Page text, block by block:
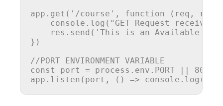
app. get ( '/course' , function ( req, res
console . log ( "GET Request
    res.
send ( 'This is an Available
})
//PORT ENVIRONMENT VARIABLE
const
port = process. env . PORT || 8080
app. listen (port, () => console . log (